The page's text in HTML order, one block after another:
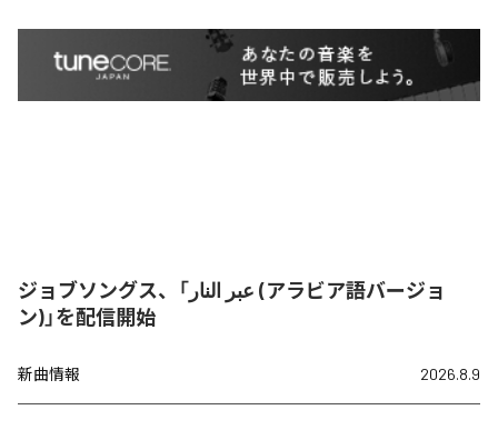
ジョブソングス、「عبر النار (アラビア語バージョ
ン)」を配信開始
新曲情報 2026.8.9